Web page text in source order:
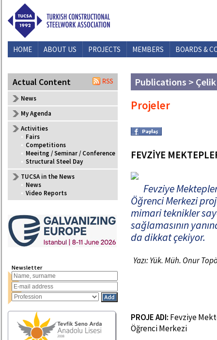
HOME ABOUT US PROJECTS MEMBERS BOARDS &
Actual Content
News
My Agenda
Activities
• Fairs
• Competitions
• Meeitng / Seminar / Conference
• Structural Steel Day
TUCSA in the News
• News
• Video Reports
Newsletter
Publications > Çelik
Projeler
FEVZİYE
Fevziye
Öğrenci Merkezi
mimari teknikler
sağlamasının
da dikkat çekiyor.
Yazı: Yük. Müh. Onur
PROJE ADI: Fevziye
Öğrenci Merkezi